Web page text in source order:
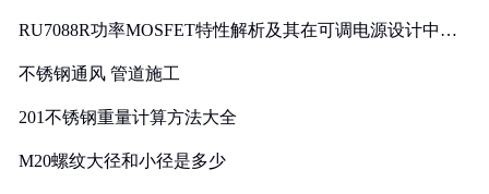
RU7088R功率MOSFET特性解析及其在可调电源设计中的
不锈钢通风 管道施工
201不锈钢重量计算方法大全
M20螺纹大径和小径是多少